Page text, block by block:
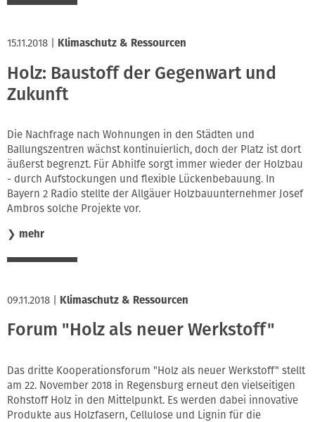
15.11.2018 Klimaschutz & Ressourcen
Holz: Baustoff der Gegenwart und
Zukunft
Die Nachfrage nach Wohnungen in den Städten und
Ballungszentren wächst kontinuierlich, doch der Platz ist dort
äußerst begrenzt. Für Abhilfe sorgt immer wieder der Holzbau
- durch Aufstockungen und flexible Lückenbebauung. In
Bayern 2 Radio stellte der Allgäuer Holzbauunternehmer Josef
Ambros solche Projekte vor.
❯ mehr
09.11.2018 Klimaschutz & Ressourcen
Forum "Holz als neuer Werkstoff"
Das dritte Kooperationsforum "Holz als neuer Werkstoff" stellt
am 22. November 2018 in Regensburg erneut den vielseitigen
Rohstoff Holz in den Mittelpunkt. Es werden dabei innovative
Produkte aus Holzfasern, Cellulose und Lignin für die